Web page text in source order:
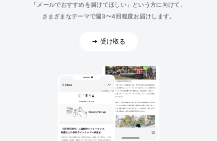
「メールでおすすめを届けてほしい」という方に向けて、
さまざまなテーマで週3〜4回程度お届けします。
受け取る